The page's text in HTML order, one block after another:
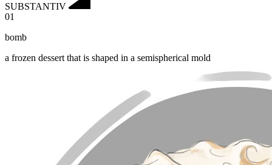
SUBSTANTIV
01
bomb
a frozen dessert that is shaped in a semispherical mold